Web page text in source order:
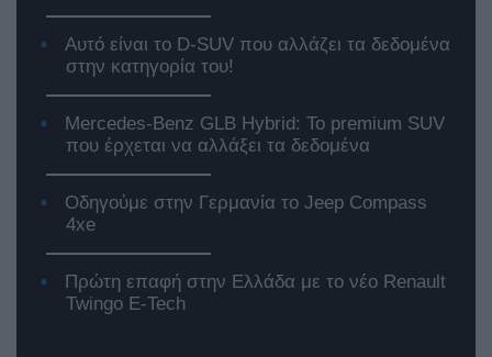
Αυτό είναι το D-SUV που αλλάζει τα δεδομένα
στην κατηγορία του!
Mercedes-Benz GLB Hybrid: Το premium SUV
που έρχεται να αλλάξει τα δεδομένα
Οδηγούμε στην Γερμανία το Jeep Compass
4xe
Πρώτη επαφή στην Ελλάδα με το νέο Renault
Twingo E-Tech